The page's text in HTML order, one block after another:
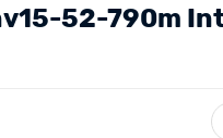
52-790m